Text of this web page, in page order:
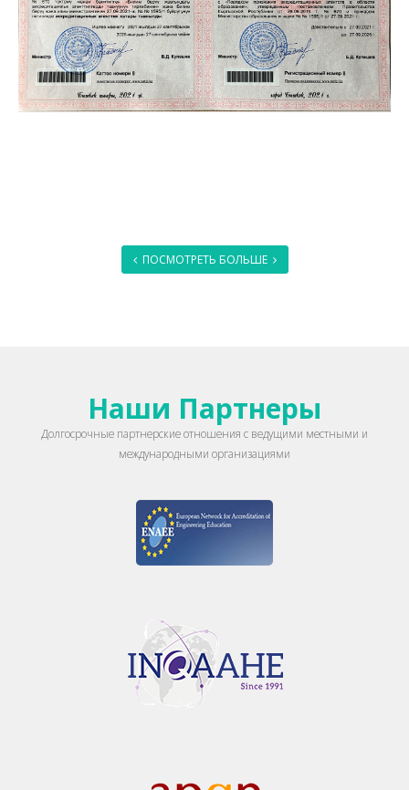
ПОСМОТРЕТЬ БОЛЬШЕ
Наши Партнеры
Долгосрочные партнерские отношения с ведущими местными и
международными организациями